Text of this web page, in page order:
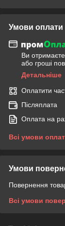
Умови оплати
Ви
або гроші
Детальніше
Оплатити
Післяплата
Оплата на
Всі умови
Умови
Повернення
Всі умови